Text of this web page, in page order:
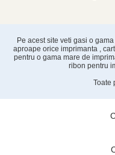
Pe acest site veti gasi o
aproape orice imprimanta ,
pentru o gama mare de
ribon pentru
Toate